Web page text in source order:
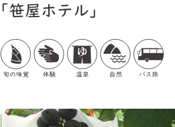
｢笹屋ホテル」
旬の味覚 体験 温泉 自然 バス旅